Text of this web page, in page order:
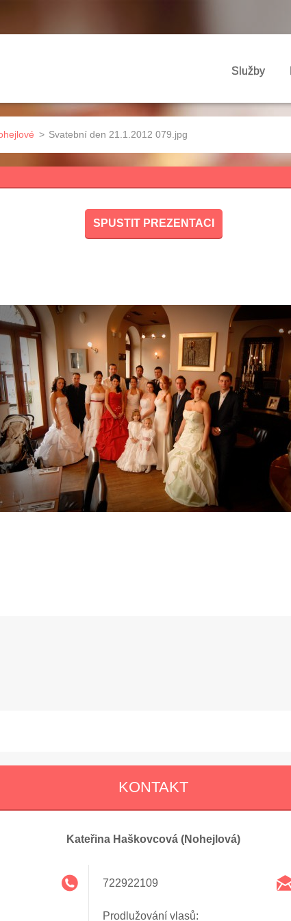
Služby
> Svatební den 21.1.2012 079.jpg
SPUSTIT PREZENTACI
KONTAKT
Kateřina Haškovcová (Nohejlová)
722922109
Prodlužování vlasů: